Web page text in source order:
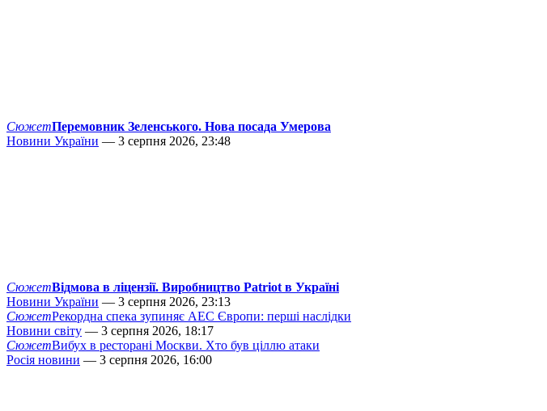
СюжетПеремовник Зеленського. Нова посада Умерова
Новини України — 3 серпня 2026, 23:48
СюжетВідмова в ліцензії. Виробництво Patriot в Україні
Новини України — 3 серпня 2026, 23:13
СюжетРекордна спека зупиняє АЕС Європи: перші наслідки
Новини світу — 3 серпня 2026, 18:17
СюжетВибух в ресторані Москви. Хто був ціллю атаки
Росія новини — 3 серпня 2026, 16:00